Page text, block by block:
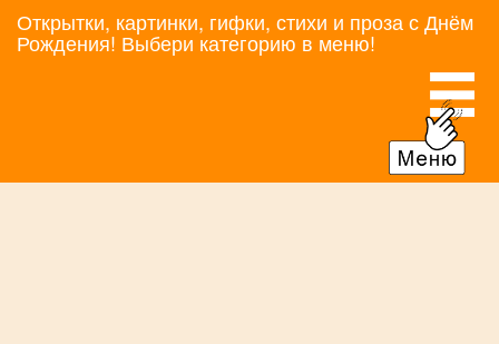
Открытки, картинки, гифки, стихи и проза с Днём
Рождения! Выбери категорию в меню!